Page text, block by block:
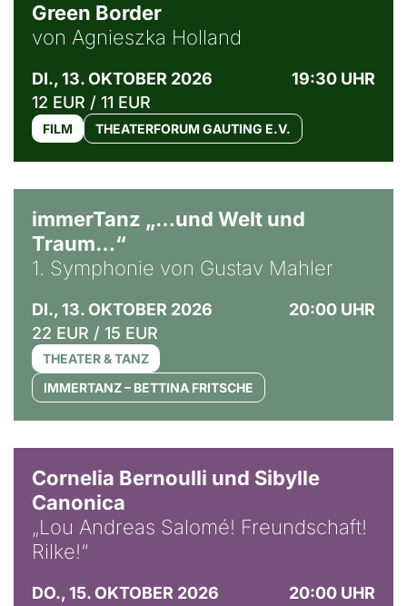
Green Border
von Agnieszka Holland
DI., 13. OKTOBER 2026
19:30 UHR
12 EUR / 11 EUR
FILM THEATERFORUM GAUTING E.V.
immerTanz „…und Welt und
Traum…“
1. Symphonie von Gustav Mahler
DI., 13. OKTOBER 2026
20:00 UHR
22 EUR / 15 EUR
THEATER & TANZ
IMMERTANZ – BETTINA FRITSCHE
Cornelia Bernoulli und Sibylle
Canonica
„Lou Andreas Salomé! Freundschaft!
Rilke!“
DO., 15. OKTOBER 2026
20:00 UHR